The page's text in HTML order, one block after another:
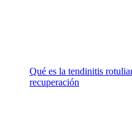
Qué es la tendinitis
recuperación